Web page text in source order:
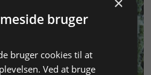
bruger
bruger cookies til at
Ved at bruge